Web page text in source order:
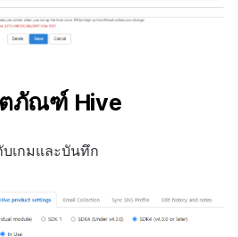
ตภัณฑ์ Hive
บเกมและบันทึก